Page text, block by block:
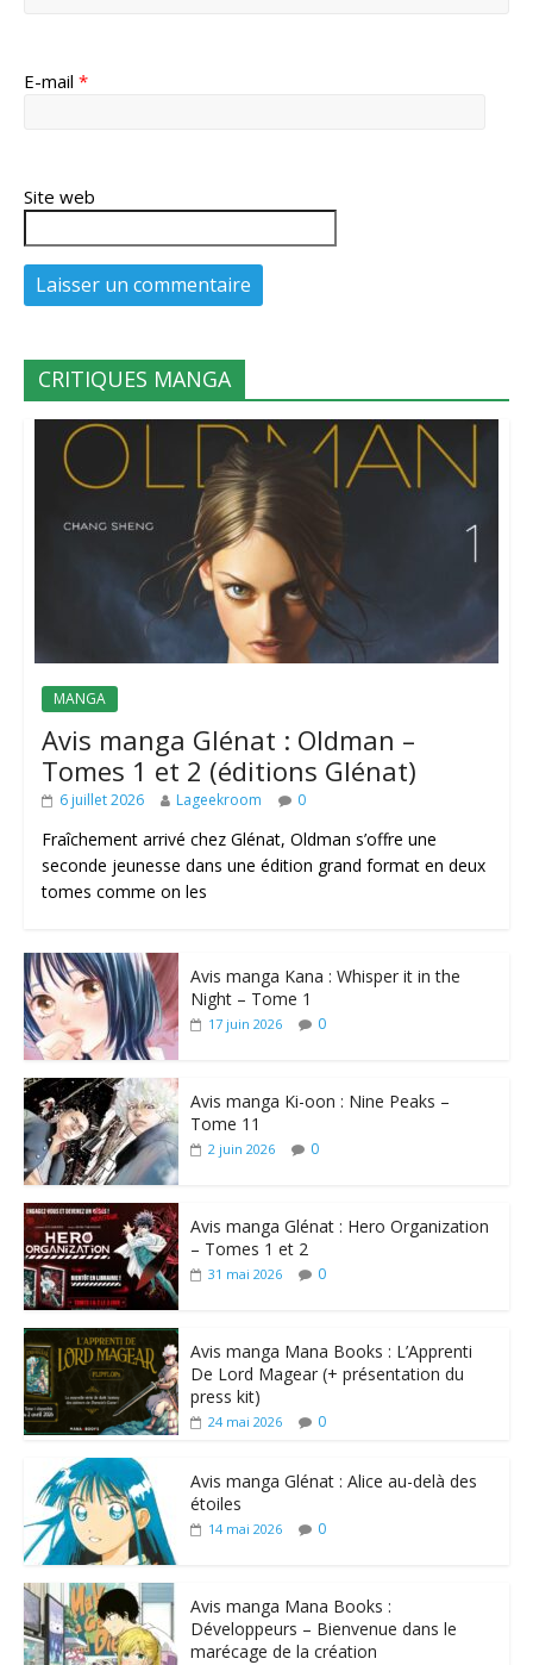
E-mail *
Site web
CRITIQUES MANGA
MANGA
Avis manga Glénat : Oldman –
Tomes 1 et 2 (éditions Glénat)
6 juillet 2026 Lageekroom 0
Fraîchement arrivé chez Glénat, Oldman s’offre une
seconde jeunesse dans une édition grand format en deux
tomes comme on les
Avis manga Kana : Whisper it in the
Night – Tome 1
17 juin 2026 0
Avis manga Ki-oon : Nine Peaks –
Tome 11
2 juin 2026 0
Avis manga Glénat : Hero Organization
– Tomes 1 et 2
31 mai 2026 0
Avis manga Mana Books : L’Apprenti
De Lord Magear (+ présentation du
press kit)
24 mai 2026 0
Avis manga Glénat : Alice au-delà des
étoiles
14 mai 2026 0
Avis manga Mana Books :
Développeurs – Bienvenue dans le
marécage de la création